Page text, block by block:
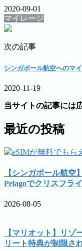
2020-09-01
マイレージ
次の記事
シンガポール航空へのマ
2020-11-19
当サイトの記事には
最近の投稿
【シンガポール航空
Pelagoでクリスフラ
2026-08-05
【マリオット】リゾ
リート特典が制限さ